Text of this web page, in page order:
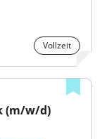
Vollzeit
(m/w/d)